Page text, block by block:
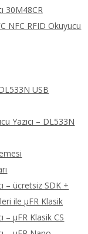
30M48CR
NFC RFID Okuyucu
USB
Yazıcı – DL533N
– ücretsiz SDK +
ile μFR Klasik
– μFR Klasik CS